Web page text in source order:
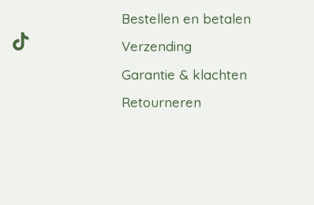
Bestellen en betalen
Verzending
Garantie & klachten
Retourneren